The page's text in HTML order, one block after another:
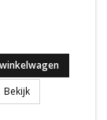
BekijkBabolat Counter